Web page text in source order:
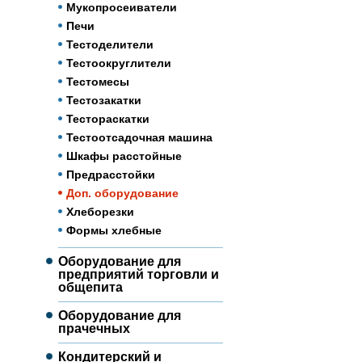
Мукопросеиватели
Печи
Тестоделители
Тестоокруглители
Тестомесы
Тестозакатки
Тестораскатки
Тестоотсадочная машина
Шкафы расстойные
Предрасстойки
Доп. оборудование
Хлеборезки
Формы хлебные
Оборудование для
предприятий торговли и
общепита
Оборудование для
прачечных
Кондитерский и